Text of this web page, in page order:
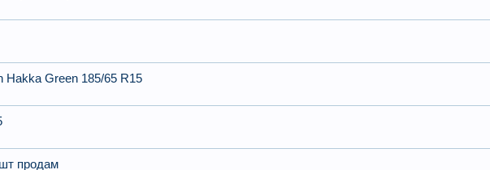
Hakka Green 185/65 R15
продам